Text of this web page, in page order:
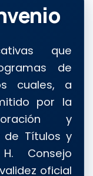
que
de
cuales, a
por la
y
de Títulos y
Consejo
oficial